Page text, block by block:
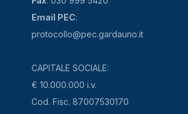
Email PEC:
protocollo@pec.gardauno.it
CAPITALE SOCIALE:
€ 10.000.000 i.v.
Cod. Fisc. 87007530170